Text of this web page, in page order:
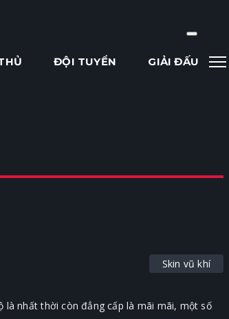
ĐỘI TUYỂN GIẢI ĐẤU
Skin vũ khí
là nhất thời còn đẳng cấp là mãi mãi, một số